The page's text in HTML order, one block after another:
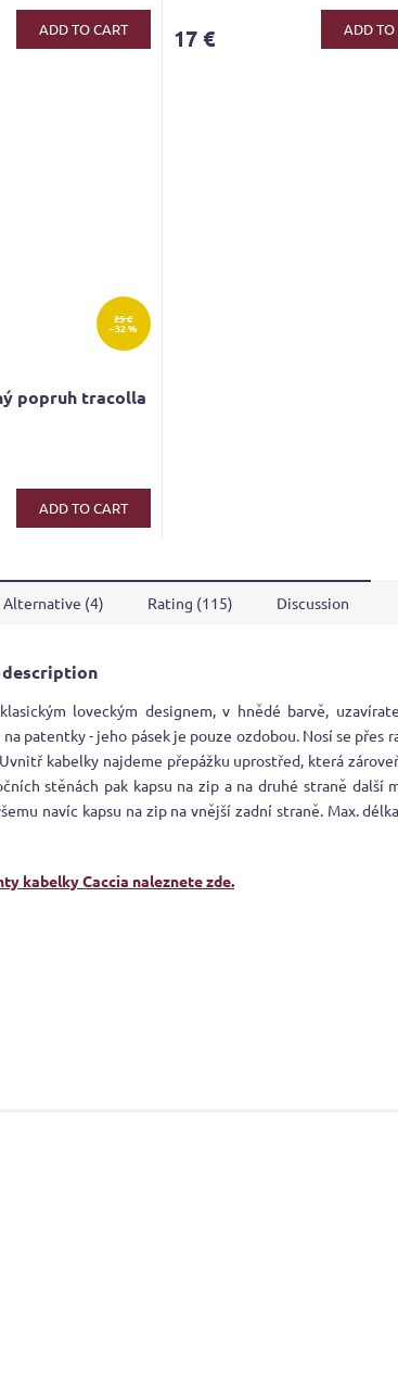
ADD TO CART 17 € ADD TO
25 €
–32 %
popruh tracolla
ADD TO CART
Alternative (4) Rating (115) Discussion
loveckým designem, v hnědé barvě,
patentky - jeho pásek je pouze ozdobou. Nosí se přes
kabelky najdeme přepážku uprostřed, která
stěnách pak kapsu na zip a na druhé straně další
navíc kapsu na zip na vnější zadní straně. Max.
kabelky Caccia naleznete zde.